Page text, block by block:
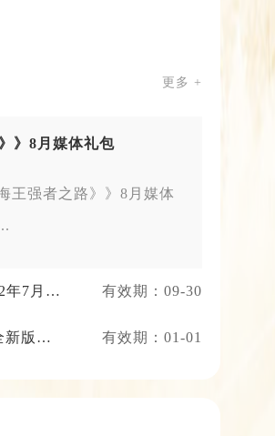
更多 +
》8月媒体礼包
王强者之路》》8月媒体
年7月新
有效期：09-30
新版本
有效期：01-01